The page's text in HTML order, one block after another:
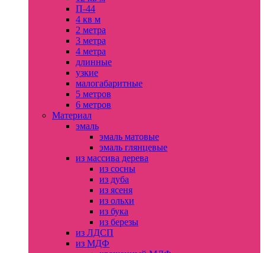
П-44
4 кв м
2 метра
3 метра
4 метра
длинные
узкие
малогабаритные
5 метров
6 метров
Материал
эмаль
эмаль матовые
эмаль глянцевые
из массива дерева
из сосны
из дуба
из ясеня
из ольхи
из бука
из березы
из ЛДСП
из МДФ